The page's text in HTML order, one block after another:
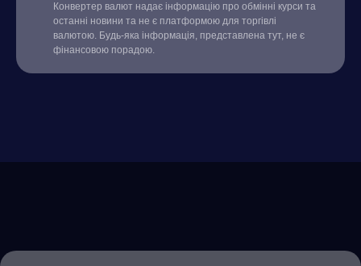
Конвертер валют надає інформацію про обмінні курси та
останні новини та не є платформою для торгівлі
валютою. Будь-яка інформація, представлена тут, не є
фінансовою порадою.